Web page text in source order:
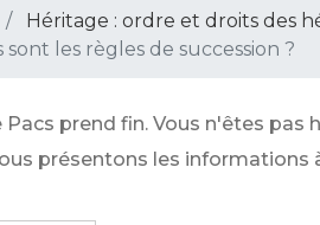
Héritage : ordre et droits des
les règles de succession ?
prend fin. Vous n'êtes
présentons les informations